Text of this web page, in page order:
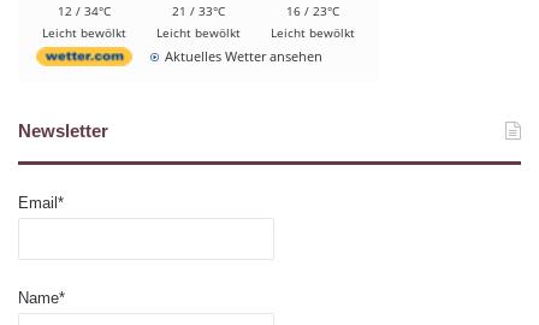
12 / 34°C
Leicht bewölkt
21 / 33°C
Leicht bewölkt
16 / 23°C
Leicht bewölkt
Aktuelles Wetter ansehen
Newsletter
Email*
Name*